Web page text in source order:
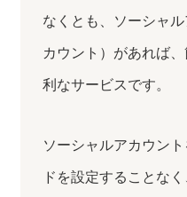
なくとも、ソーシャ
カウント）があれば
利なサービスです。
ソーシャルアカウン
ドを設定することな